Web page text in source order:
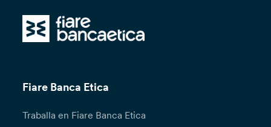
Fiare Banca Etica
Traballa en Fiare Banca Etica